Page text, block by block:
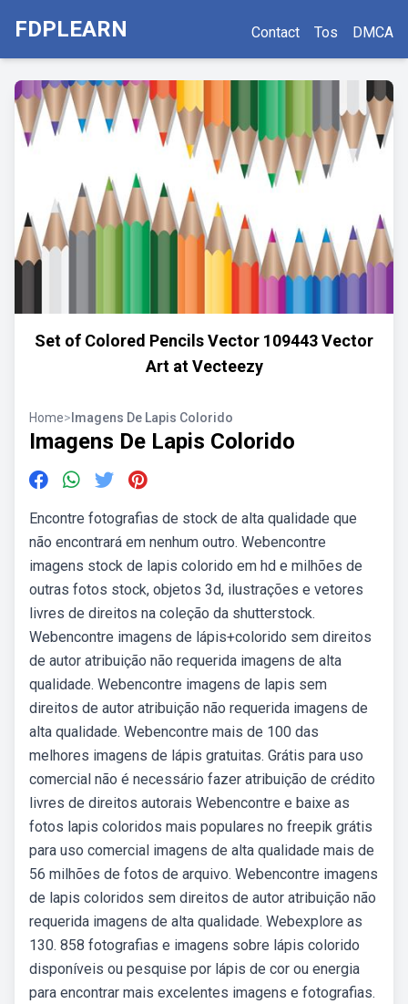
FDPLEARN Contact Tos DMCA
Set of Colored Pencils Vector 109443 Vector
Art at Vecteezy
Home> Imagens De Lapis Colorido
Imagens De Lapis Colorido
Encontre fotografias de stock de alta qualidade que
não encontrará em nenhum outro. Webencontre
imagens stock de lapis colorido em hd e milhões de
outras fotos stock, objetos 3d, ilustrações e vetores
livres de direitos na coleção da shutterstock.
Webencontre imagens de lápis+colorido sem direitos
de autor atribuição não requerida imagens de alta
qualidade. Webencontre imagens de lapis sem
direitos de autor atribuição não requerida imagens de
alta qualidade. Webencontre mais de 100 das
melhores imagens de lápis gratuitas. Grátis para uso
comercial não é necessário fazer atribuição de crédito
livres de direitos autorais Webencontre e baixe as
fotos lapis coloridos mais populares no freepik grátis
para uso comercial imagens de alta qualidade mais de
56 milhões de fotos de arquivo. Webencontre imagens
de lapis coloridos sem direitos de autor atribuição não
requerida imagens de alta qualidade. Webexplore as
130. 858 fotografias e imagens sobre lápis colorido
disponíveis ou pesquise por lápis de cor ou energia
para encontrar mais excelentes imagens e fotografias.